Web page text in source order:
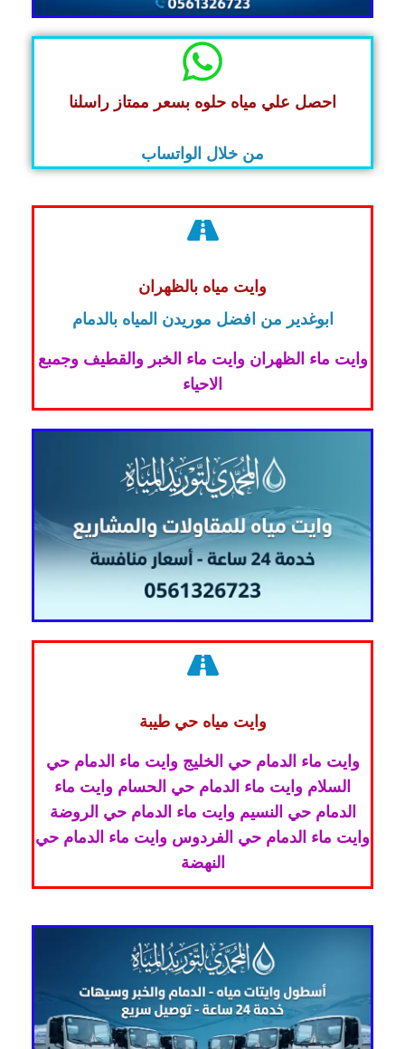
احصل علي مياه حلوه بسعر ممتاز راسلنا
من خلال الواتساب
وايت مياه بالظهران
ابوغدير من افضل موريدن المياه بالدمام
وايت ماء الظهران وايت ماء الخبر والقطيف وجمبع
الاحياء
وايت مياه حي طيبة
وايت ماء الدمام حي الخليج وايت ماء الدمام حي
السلام وايت ماء الدمام حي الحسام وايت ماء
الدمام حي النسيم وايت ماء الدمام حي الروضة
وايت ماء الدمام حي الفردوس وايت ماء الدمام حي
النهضة